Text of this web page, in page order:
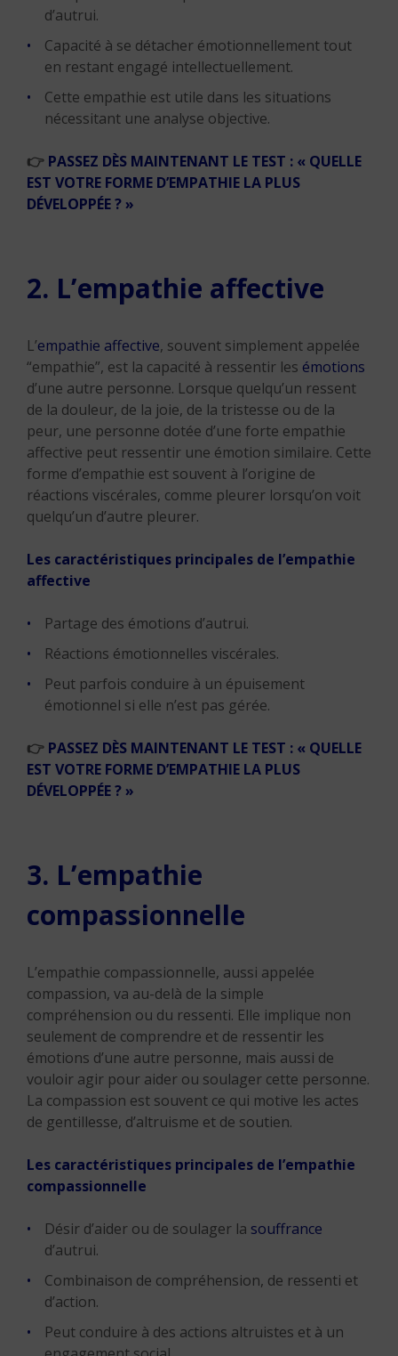
d’autrui.
Capacité à se détacher émotionnellement tout
en restant engagé intellectuellement.
Cette empathie est utile dans les situations
nécessitant une analyse objective.
👉 PASSEZ DÈS MAINTENANT LE TEST : « QUELLE
EST VOTRE FORME D’EMPATHIE LA PLUS
DÉVELOPPÉE ? »
2. L’empathie affective
L’empathie affective, souvent simplement appelée
“empathie”, est la capacité à ressentir les émotions
d’une autre personne. Lorsque quelqu’un ressent
de la douleur, de la joie, de la tristesse ou de la
peur, une personne dotée d’une forte empathie
affective peut ressentir une émotion similaire. Cette
forme d’empathie est souvent à l’origine de
réactions viscérales, comme pleurer lorsqu’on voit
quelqu’un d’autre pleurer.
Les caractéristiques principales de l’empathie
affective
Partage des émotions d’autrui.
Réactions émotionnelles viscérales.
Peut parfois conduire à un épuisement
émotionnel si elle n’est pas gérée.
👉 PASSEZ DÈS MAINTENANT LE TEST : « QUELLE
EST VOTRE FORME D’EMPATHIE LA PLUS
DÉVELOPPÉE ? »
3. L’empathie
compassionnelle
L’empathie compassionnelle, aussi appelée
compassion, va au-delà de la simple
compréhension ou du ressenti. Elle implique non
seulement de comprendre et de ressentir les
émotions d’une autre personne, mais aussi de
vouloir agir pour aider ou soulager cette personne.
La compassion est souvent ce qui motive les actes
de gentillesse, d’altruisme et de soutien.
Les caractéristiques principales de l’empathie
compassionnelle
Désir d’aider ou de soulager la souffrance
d’autrui.
Combinaison de compréhension, de ressenti et
d’action.
Peut conduire à des actions altruistes et à un